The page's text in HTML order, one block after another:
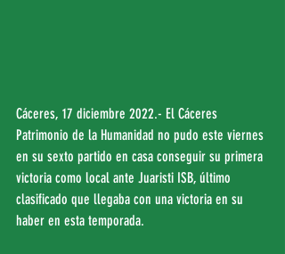
Cáceres, 17 diciembre 2022.- El Cáceres
Patrimonio de la Humanidad no pudo este viernes
en su sexto partido en casa conseguir su primera
victoria como local ante Juaristi ISB, último
clasificado que llegaba con una victoria en su
haber en esta temporada.